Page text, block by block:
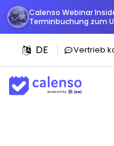
Calenso Webinar
Terminbuchung zum
DE Vertrieb